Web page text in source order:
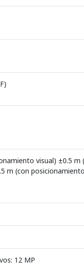
visual) ±0.5
m (con
12 MP